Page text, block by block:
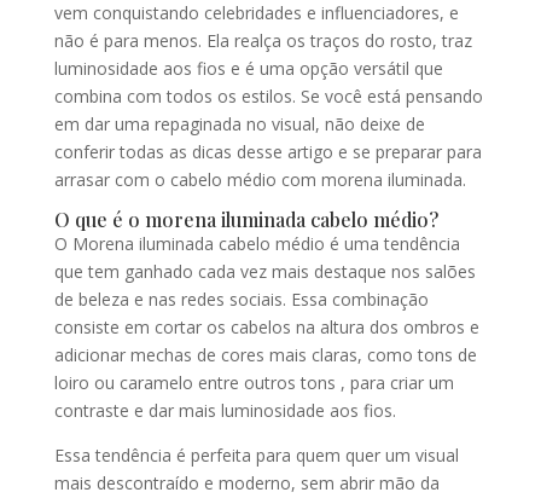
vem conquistando celebridades e influenciadores, e
não é para menos. Ela realça os traços do rosto, traz
luminosidade aos fios e é uma opção versátil que
combina com todos os estilos. Se você está pensando
em dar uma repaginada no visual, não deixe de
conferir todas as dicas desse artigo e se preparar para
arrasar com o cabelo médio com morena iluminada.
O que é o morena iluminada cabelo médio?
O Morena iluminada cabelo médio é uma tendência
que tem ganhado cada vez mais destaque nos salões
de beleza e nas redes sociais. Essa combinação
consiste em cortar os cabelos na altura dos ombros e
adicionar mechas de cores mais claras, como tons de
loiro ou caramelo entre outros tons , para criar um
contraste e dar mais luminosidade aos fios.
Essa tendência é perfeita para quem quer um visual
mais descontraído e moderno, sem abrir mão da